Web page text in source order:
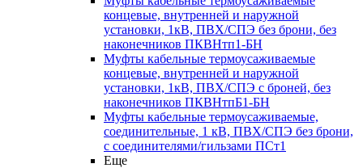
концевые, внутренней и наружной
установки, 1кВ, ПВХ/СПЭ без брони, без
наконечников ПКВНтп1-БН
Муфты кабельные термоусаживаемые
концевые, внутренней и наружной
установки, 1кВ, ПВХ/СПЭ с броней, без
наконечников ПКВНтпБ1-БН
Муфты кабельные термоусаживаемые,
соединительные, 1 кВ, ПВХ/СПЭ без брони,
с соединителями/гильзами ПСт1
Еще